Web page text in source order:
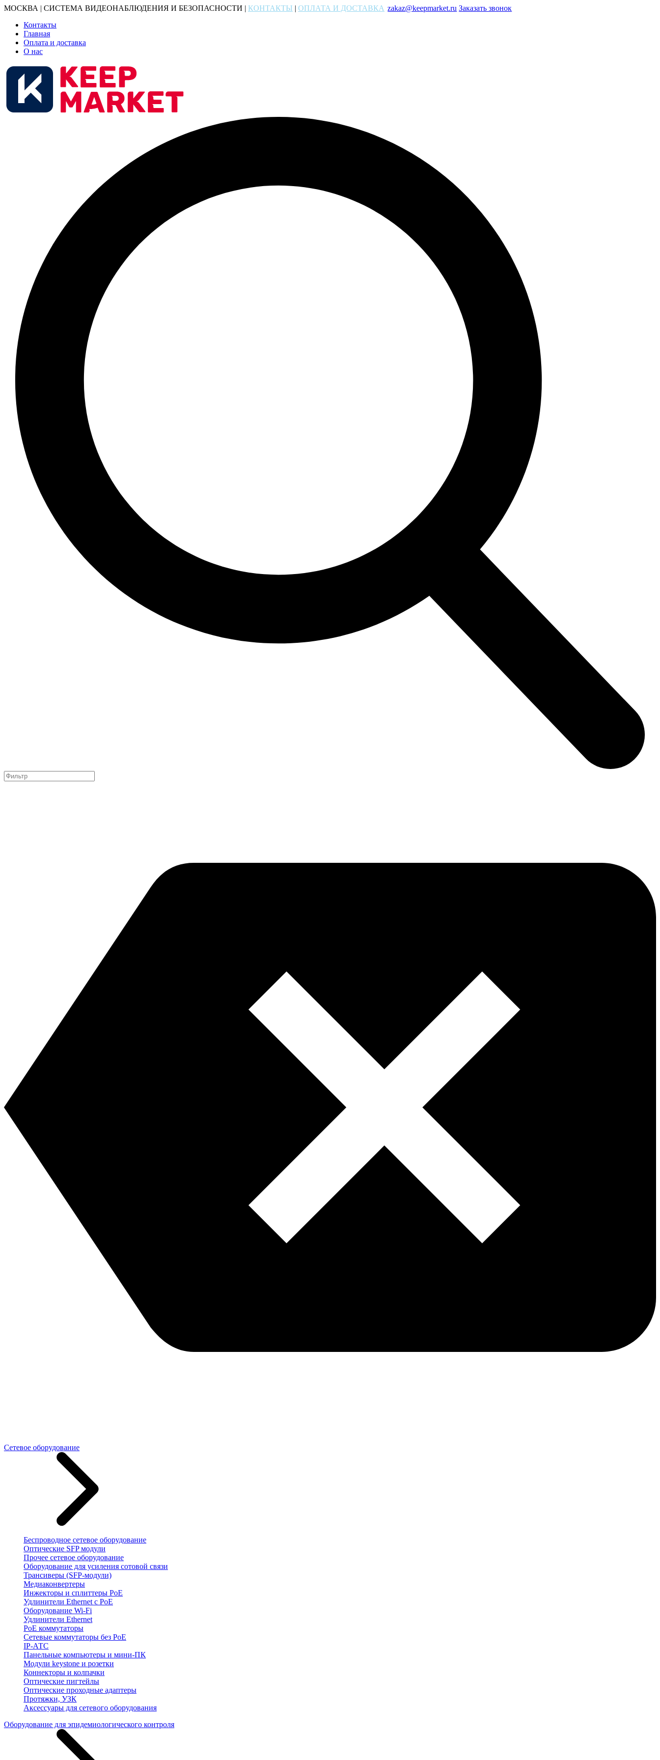
МОСКВА | СИСТЕМА ВИДЕОНАБЛЮДЕНИЯ И БЕЗОПАСНОСТИ | КОНТАКТЫ | ОПЛАТА И ДОСТАВКА zakaz@keepmarket.ru Заказать звонок
Контакты
Главная
Оплата и доставка
О нас
Сетевое оборудование
Беспроводное сетевое оборудование
Оптические SFP модули
Прочее сетевое оборудование
Оборудование для усиления сотовой связи
Трансиверы (SFP-модули)
Медиаконвертеры
Инжекторы и сплиттеры PoE
Удлинители Ethernet с PoE
Оборудование Wi-Fi
Удлинители Ethernet
PoE коммутаторы
Сетевые коммутаторы без PoE
IP-АТС
Панельные компьютеры и мини-ПК
Модули keystone и розетки
Коннекторы и колпачки
Оптические пигтейлы
Оптические проходные адаптеры
Протяжки, УЗК
Аксессуары для сетевого оборудования
Оборудование для эпидемиологического контроля